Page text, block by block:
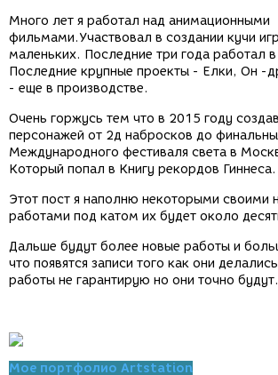
Много лет я работал над анимационными
фильмами.Участвовал в создании кучи
маленьких. Последние три года работал
Последние крупные проекты - Елки, Он -
- еще в производстве.
Очень горжусь тем что в 2015 году
персонажей от 2д набросков до
Международного фестиваля света в
Который попал в Книгу рекордов Гиннеса.
Этот пост я наполню некоторыми своими
работами под катом их будет около
Дальше будут более новые работы и
что появятся записи того как они
работы не гарантирую но они точно будут.
Мое портфолио Artstation